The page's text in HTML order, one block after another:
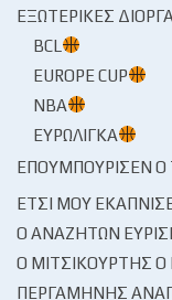
ΕΞΩΤΕΡΙΚΈΣ
BCL
EUROPE CUP
NBA
ΕΥΡΩΛΊΓΚΑ
ΕΠΟΥΜΠΟΎΡΙΣΕΝ
ΈΤΣΙ ΜΟΥ
Ο ΑΝΑΖΗΤΏΝ
Ο ΜΙΤΣΙΚΟΥΡΤΉΣ
ΠΕΡΓΑΜΗΝΉΣ